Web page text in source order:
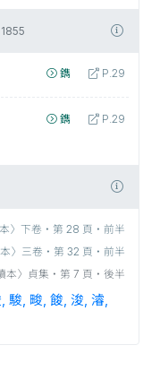
鐫 P.29
鐫 P.29
本〉下卷‧第 28 頁‧前半
本〉三卷‧第 32 頁‧前半
本〉貞集‧第 7 頁‧後半
駿, 畯, 餕, 浚, 濬,